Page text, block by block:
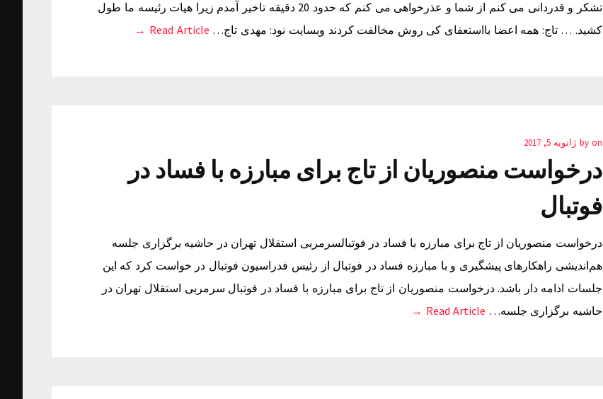
تشکر و قدردانی می کنم از شما و عذرخواهی می کنم که حدود 20 دقیقه تاخیر آمدم زیرا هیات رئیسه ما طول
کشید. … تاج: همه اعضا بااستعفای کی روش مخالفت کردند وبسایت نود: مهدی تاج… Read Article →
by on ژانویه 5, 2017
درخواست منصوریان از تاج برای مبارزه با فساد در
فوتبال
درخواست منصوریان از تاج برای مبارزه با فساد در فوتبالسرمربی استقلال تهران در حاشیه برگزاری جلسه
هم‌اندیشی راهکارهای پیشگیری و با مبارزه فساد در فوتبال از رئیس فدراسیون فوتبال در خواست کرد که این
جلسات ادامه دار باشد. درخواست منصوریان از تاج برای مبارزه با فساد در فوتبال سرمربی استقلال تهران در
حاشیه برگزاری جلسه… Read Article →